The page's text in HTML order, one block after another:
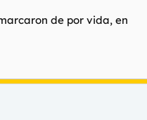
de por vida, en